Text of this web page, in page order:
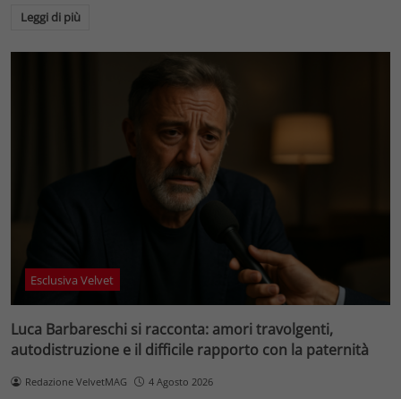
Leggi di più
Esclusiva Velvet
Luca Barbareschi si racconta: amori travolgenti,
autodistruzione e il difficile rapporto con la paternità
Redazione VelvetMAG 4 Agosto 2026